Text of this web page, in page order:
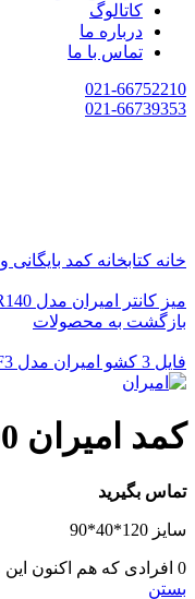
کاتالوگ
درباره ما
تماس با ما
021-66752210
021-66739353
خانه کتابخانه کمد بایگانی
میز کانتر امیران مدل Amiran R140
بازگشت به محصولات
فایل 3 کشو امیران مدل Amiran DF3
کمد امیران Amiran DB100
تماس بگیرید
سایز 120*40*90
0 افرادی که هم اکنون
بستن